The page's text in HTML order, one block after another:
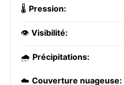
🌡️ Pression:
👁️ Visibilité:
🌧️ Précipitations:
☁️ Couverture nuageuse: